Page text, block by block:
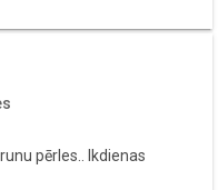
pērles.. Ikdienas